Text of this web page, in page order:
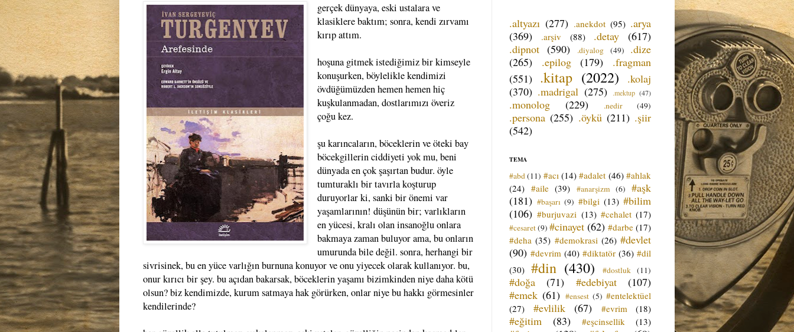
gerçek dünyaya, eski ustalara ve
klasiklere baktım; sonra, kendi zırvamı
kırıp attım.
hoşuna gitmek istediğimiz bir kimseyle
konuşurken, böylelikle kendimizi
övdüğümüzden hemen hemen hiç
kuşkulanmadan, dostlarımızı överiz
çoğu kez.
şu karıncaların, böceklerin ve öteki bay
böcekgillerin ciddiyeti yok mu, beni
dünyada en çok şaşırtan budur. öyle
tumturaklı bir tavırla koşturup
duruyorlar ki, sanki bir önemi var
yaşamlarının! düşünün bir; varlıkların
en yücesi, kralı olan insanoğlu onlara
bakmaya zaman buluyor ama, bu onların
umurunda bile değil. sonra, herhangi bir
sivrisinek, bu en yüce varlığın burnuna konuyor ve onu yiyecek olarak kullanıyor. bu,
onur kırıcı bir şey. bu açıdan bakarsak, böceklerin yaşamı bizimkinden niye daha kötü
olsun? biz kendimizde, kurum satmaya hak görürken, onlar niye bu hakkı görmesinler
kendilerinde?
.altyazı (277) .anekdot (95) .arya
(369)
.arşiv (88) .detay
(617)
.dipnot (590) .diyalog (49)
.dize
(265)
.epilog (179)
.fragman
(551) .kitap (2022)
.kolaj
(370) .madrigal (275) .mektup (47)
.monolog (229) .nedir (49)
.persona (255) .öykü (211) .şiir
(542)
TEMA
#abd (11) #acı (14) #adalet (46) #ahlak
(24) #aile (39) #anarşizm (6)
#aşk
(181) #başarı (9) #bilgi (13) #bilim
(106) #burjuvazi (13) #cehalet (17)
#cesaret(9) #cinayet (62) #darbe (17)
#deha (35) #demokrasi (26) #devlet
(90) #devrim (40) #diktatör (36) #dil
(30) #din (430) #dostluk (11)
#doğa (71) #edebiyat
(107)
#emek (61) #ensest (5) #entelektüel
(27)
#evlilik (67) #evrim (18)
#eğitim (83) #eşcinsellik (13)